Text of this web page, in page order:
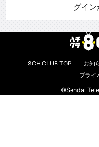
グイン
8CH CLUB TOP お知
プライ
©Sendai